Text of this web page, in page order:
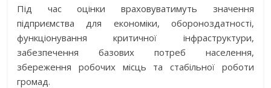
Під час оцінки враховуватимуть значення
підприємства для економіки, обороноздатності,
функціонування критичної інфраструктури,
забезпечення базових потреб населення,
збереження робочих місць та стабільної роботи
громад.